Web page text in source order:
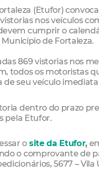
(Etufor)
nos veículos
cumprir o
de Fortaleza.
869 vistorias nos
todos os motoristas
seu veículo
dentro do prazo
pela Etufor.
o site da Etufor,
o comprovante de
5677 – Vila